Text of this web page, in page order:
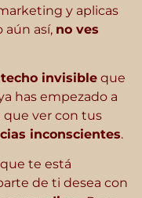
y aplicas
aún así, no ves
techo invisible que
has empezado a
ver con tus
inconscientes.
te está
de ti desea con